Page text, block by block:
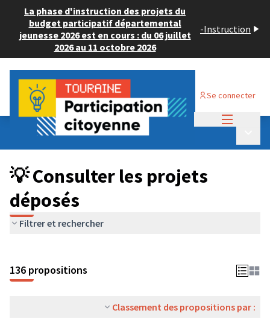
La phase d'instruction des projets du
budget participatif départemental
jeunesse 2026 est en cours : du 06 juillet
2026 au 11 octobre 2026
-Instruction
Se connecter
Budget Participatif JEUNESSE 2024
💡 Consulter les projets déposés
💡 Consulter les projets
déposés
Filtrer et rechercher
136 propositions
Classement des propositions par :